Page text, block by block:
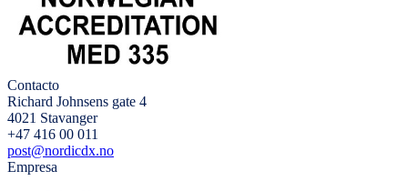
Contacto
Richard Johnsens gate 4
4021 Stavanger
+47 416 00 011
post@nordicdx.no
Empresa